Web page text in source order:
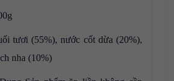
tươi (55%), nước cốt dừa (20%),
nha (10%)